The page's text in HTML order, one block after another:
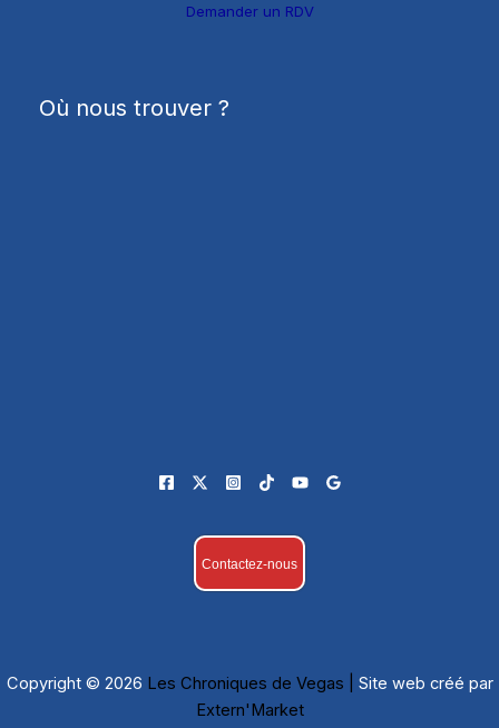
Demander un RDV
Où nous trouver ?
Contactez-nous
Copyright © 2026 Les Chroniques de Vegas |
Site web créé par
Extern'Market